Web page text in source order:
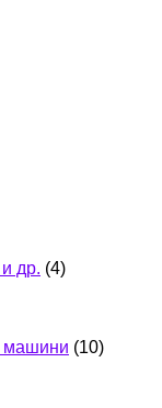
др. (4)
машини (10)